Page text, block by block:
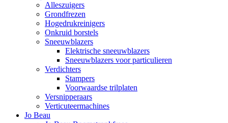
Alleszuigers
Grondfrezen
Hogedrukreinigers
Onkruid borstels
Sneeuwblazers
Elektrische sneeuwblazers
Sneeuwblazers voor particulieren
Verdichters
Stampers
Voorwaardse trilplaten
Versnipperaars
Verticuteermachines
Jo Beau